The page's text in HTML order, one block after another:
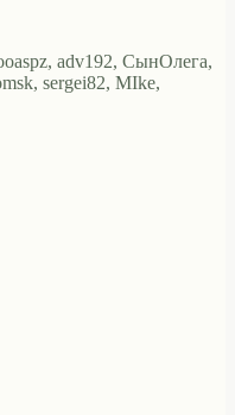
adv192, СынОлега,
sergei82, MIke,